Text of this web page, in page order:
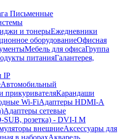
Письменные
и тонерыЕжедневники
оборудованиеОфисная
Мебель для офисаГруппа
питанияГалантерея,
IP
Автомобильный
прикуривателяКарандаши
Wi-FiАдаптеры HDMI-A
Адаптеры сетевые
розетка) - DVI-I M
внешниеАксессуары для
в наборахАкварель